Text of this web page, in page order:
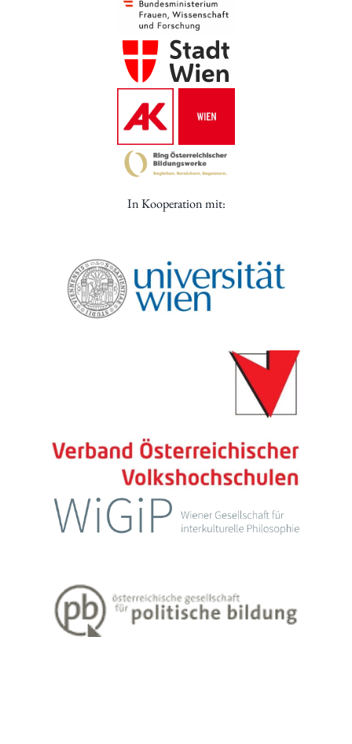
In Kooperation mit: